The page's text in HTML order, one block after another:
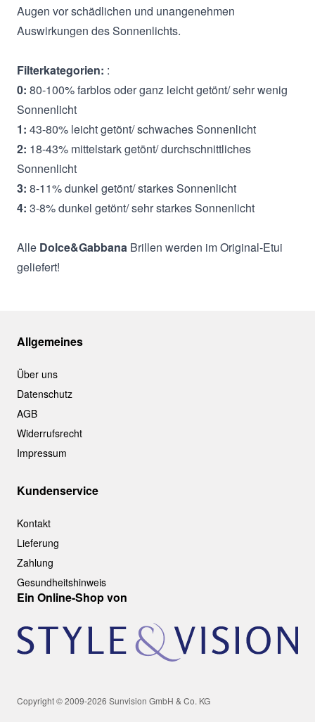
Augen vor schädlichen und unangenehmen
Auswirkungen des Sonnenlichts.
Filterkategorien: :
0: 80-100% farblos oder ganz leicht getönt/ sehr wenig
Sonnenlicht
1: 43-80% leicht getönt/ schwaches Sonnenlicht
2: 18-43% mittelstark getönt/ durchschnittliches
Sonnenlicht
3: 8-11% dunkel getönt/ starkes Sonnenlicht
4: 3-8% dunkel getönt/ sehr starkes Sonnenlicht
Alle Dolce&Gabbana Brillen werden im Original-Etui
geliefert!
Allgemeines
Über uns
Datenschutz
AGB
Widerrufsrecht
Impressum
Kundenservice
Kontakt
Lieferung
Zahlung
Gesundheitshinweis
Ein Online-Shop von
Copyright © 2009-2026 Sunvision GmbH & Co. KG